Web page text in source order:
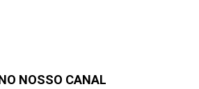
NOSSO CANAL